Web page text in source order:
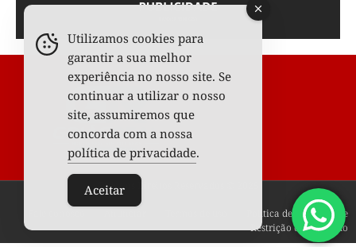
Todos os Direitos Reservados © 2025
Política de privacidade
Restrição de conteúdo
Utilizamos cookies para
garantir a sua melhor
experiência no nosso site. Se
continuar a utilizar o nosso
site, assumiremos que
concorda com a nossa
política de privacidade.
Aceitar